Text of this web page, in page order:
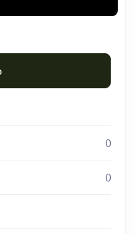
0
0